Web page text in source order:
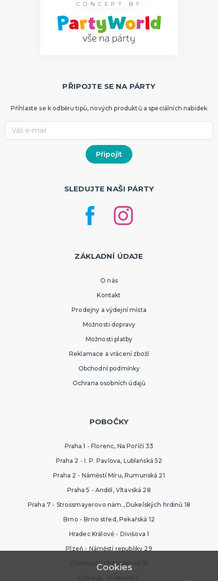
CONCEPT BY
PŘIPOJTE SE NA PÁRTY
Přihlaste se k odběru tipů, nových produktů a speciálních nabídek
SLEDUJTE NAŠI PÁRTY
ZÁKLADNÍ ÚDAJE
O nás
Kontakt
Prodejny a výdejní místa
Možnosti dopravy
Možnosti platby
Reklamace a vrácení zboží
Obchodní podmínky
Ochrana osobních údajů
POBOČKY
Praha 1 - Florenc, Na Poříčí 33
Praha 2 - I. P. Pavlova, Lublaňská 52
Praha 2 - Náměstí Míru, Rumunská 21
Praha 5 - Anděl, Vltavská 28
Praha 7 - Strossmayerovo nám., Dukelských hrdinů 18
Brno - Brno střed, Pekařská 12
Hradec Králové - Divišova 1
Plzeň - Náměstí republiky 29
Olomouc - Ostružnická 31
Ostrava - Poštovní 5
Cookies